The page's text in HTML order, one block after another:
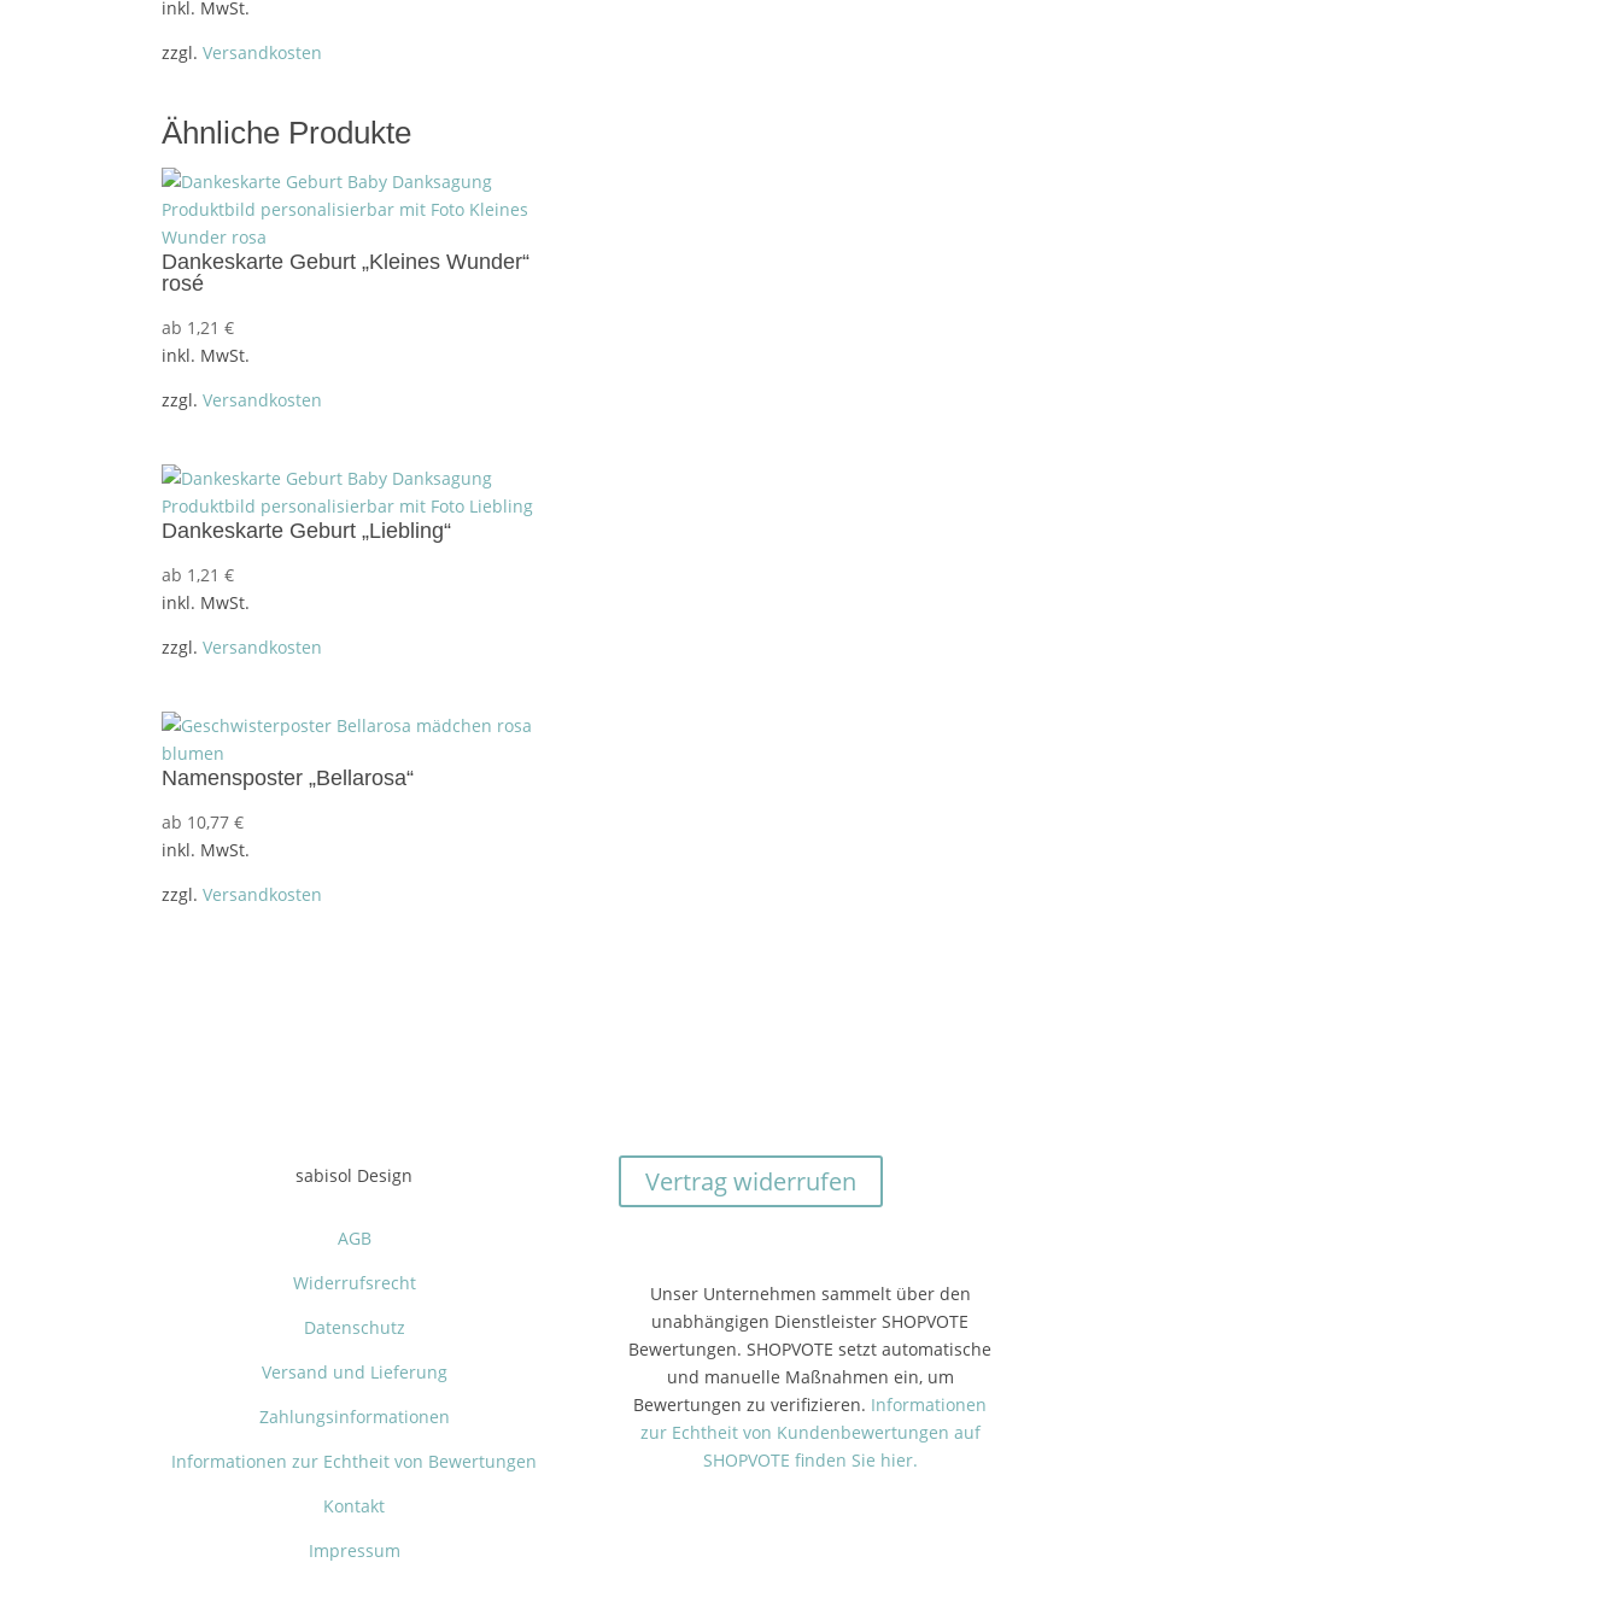
inkl. MwSt.
zzgl.Versandkosten
Ähnliche Produkte
Dankeskarte Geburt „Kleines Wunder“
rosé
ab 1,21€
inkl. MwSt.
zzgl.Versandkosten
Dankeskarte Geburt „Liebling“
ab 1,21€
inkl. MwSt.
zzgl.Versandkosten
Namensposter „Bellarosa“
ab 10,77€
inkl. MwSt.
zzgl.Versandkosten
sabisol Design
AGB
Widerrufsrecht
Datenschutz
Versand und Lieferung
Zahlungsinformationen
Informationen zur Echtheit von Bewertungen
Kontakt
Impressum
Vertrag widerrufen
Unser Unternehmen sammelt über den
unabhängigen Dienstleister SHOPVOTE
Bewertungen. SHOPVOTE setzt automatische
und manuelle Maßnahmen ein, um
Bewertungen zu verifizieren. Informationen
zur Echtheit von Kundenbewertungen auf
SHOPVOTE finden Sie hier.